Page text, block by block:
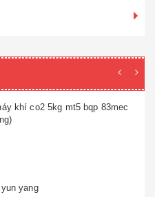
khí co2 5kg mt5 bqp 83mec
yang